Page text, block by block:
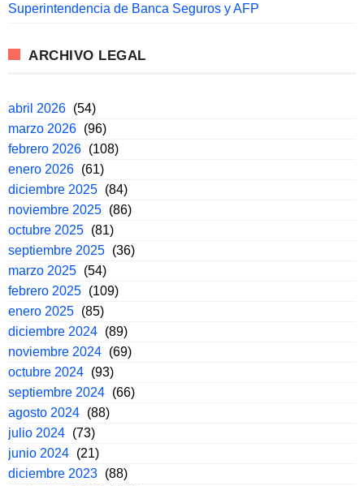
Superintendencia de Banca Seguros y AFP
ARCHIVO LEGAL
abril 2026 (54)
marzo 2026 (96)
febrero 2026 (108)
enero 2026 (61)
diciembre 2025 (84)
noviembre 2025 (86)
octubre 2025 (81)
septiembre 2025 (36)
marzo 2025 (54)
febrero 2025 (109)
enero 2025 (85)
diciembre 2024 (89)
noviembre 2024 (69)
octubre 2024 (93)
septiembre 2024 (66)
agosto 2024 (88)
julio 2024 (73)
junio 2024 (21)
diciembre 2023 (88)